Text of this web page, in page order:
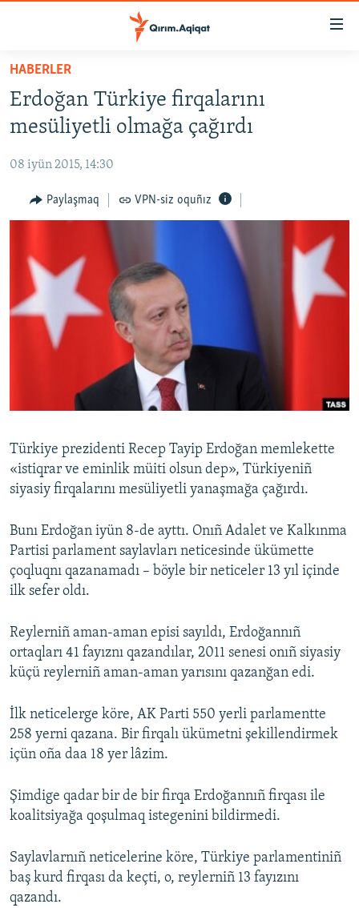
Esas
qaytmaq
Baş
navigatsiyağa
qaytmaq
qaytmaq
HABERLER
SİYASET
İQTİSADİYAT
CEMİYET
MEDENİYET
VİDEO
SÜRET
BLOGLAR
Українською
QOŞULIÑIZ!
RFE/RS bütün saytları
HABERLER
Erdoğan Türkiye firqalarını
mesüliyetli olmağa çağırdı
08 iyün 2015, 14:30
Paylaşmaq VPN-siz oquñız
Türkiye prezidenti Recep Tayip Erdoğan memlekette
«istiqrar ve eminlik müiti olsun dep», Türkiyeniñ
siyasiy firqalarını mesüliyetli yanaşmağa çağırdı.
Bunı Erdoğan iyün 8-de ayttı. Onıñ Adalet ve Kalkınma
Partisi parlament saylavları neticesinde ükümette
çoqluqnı qazanamadı – böyle bir neticeler 13 yıl içinde
ilk sefer oldı.
Reylerniñ aman-aman episi sayıldı, Erdoğannıñ
ortaqları 41 fayıznı qazandılar, 2011 senesi onıñ siyasiy
küçü reylerniñ aman-aman yarısını qazanğan edi.
İlk neticelerge köre, AK Parti 550 yerli parlamentte
258 yerni qazana. Bir firqalı ükümetni şekillendirmek
içün oña daa 18 yer lâzim.
Şimdige qadar bir de bir firqa Erdoğannıñ firqası ile
koalitsiyağa qoşulmaq istegenini bildirmedi.
Saylavlarnıñ neticelerine köre, Türkiye parlamentiniñ
baş kurd firqası da keçti, o, reylerniñ 13 fayızını
qazandı.